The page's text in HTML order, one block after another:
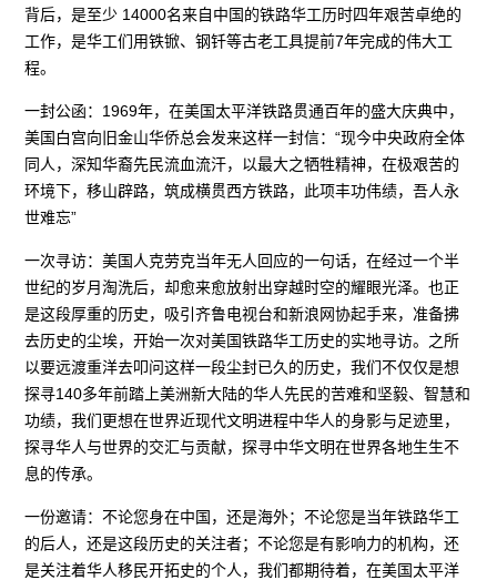
背后，是至少 14000名来自中国的铁路华工历时四年艰苦卓绝的
工作，是华工们用铁锨、钢钎等古老工具提前7年完成的伟大工
程。
一封公函：1969年，在美国太平洋铁路贯通百年的盛大庆典中，
美国白宫向旧金山华侨总会发来这样一封信：“现今中央政府全体
同人，深知华裔先民流血流汗，以最大之牺牲精神，在极艰苦的
环境下，移山辟路，筑成横贯西方铁路，此项丰功伟绩，吾人永
世难忘”
一次寻访：美国人克劳克当年无人回应的一句话，在经过一个半
世纪的岁月淘洗后，却愈来愈放射出穿越时空的耀眼光泽。也正
是这段厚重的历史，吸引齐鲁电视台和新浪网协起手来，准备拂
去历史的尘埃，开始一次对美国铁路华工历史的实地寻访。之所
以要远渡重洋去叩问这样一段尘封已久的历史，我们不仅仅是想
探寻140多年前踏上美洲新大陆的华人先民的苦难和坚毅、智慧和
功绩，我们更想在世界近现代文明进程中华人的身影与足迹里，
探寻华人与世界的交汇与贡献，探寻中华文明在世界各地生生不
息的传承。
一份邀请：不论您身在中国，还是海外；不论您是当年铁路华工
的后人，还是这段历史的关注者；不论您是有影响力的机构，还
是关注着华人移民开拓史的个人，我们都期待着，在美国太平洋